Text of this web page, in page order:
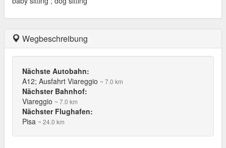
Wegbeschreibung
Nächste Autobahn:
A12; Ausfahrt Viareggio ~ 7.0 km
Nächster Bahnhof:
Viareggio ~ 7.0 km
Nächster Flughafen:
Pisa ~ 24.0 km